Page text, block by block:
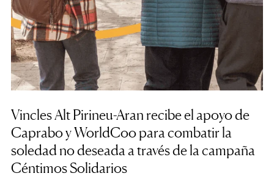
Vincles Alt Pirineu-Aran recibe el apoyo de
Caprabo y WorldCoo para combatir la
soledad no deseada a través de la campaña
Céntimos Solidarios